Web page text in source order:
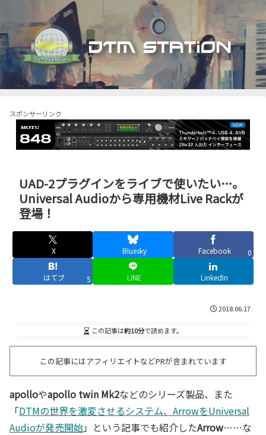
スポンサーリンク
UAD-2プラグインをライブで使いたい…。
Universal Audioから専用機材Live Rackが
登場！
X Bluesky Facebook 0
はてブ 5 LINE LinkedIn
2018.06.17
この記事は約10分で読めます。
この記事にはアフィリエイトなどPRが含まれています
apolloやapollo twin Mk2などのシリーズ製品、また
「DTMの世界を激変させるシステム、ArrowをUniversal
Audioが発売開始」という記事でも紹介したArrow……な